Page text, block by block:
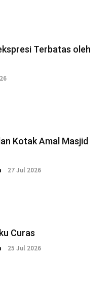
Terbatas oleh
Kotak Amal Masjid
27 Jul 2026
Curas
25 Jul 2026